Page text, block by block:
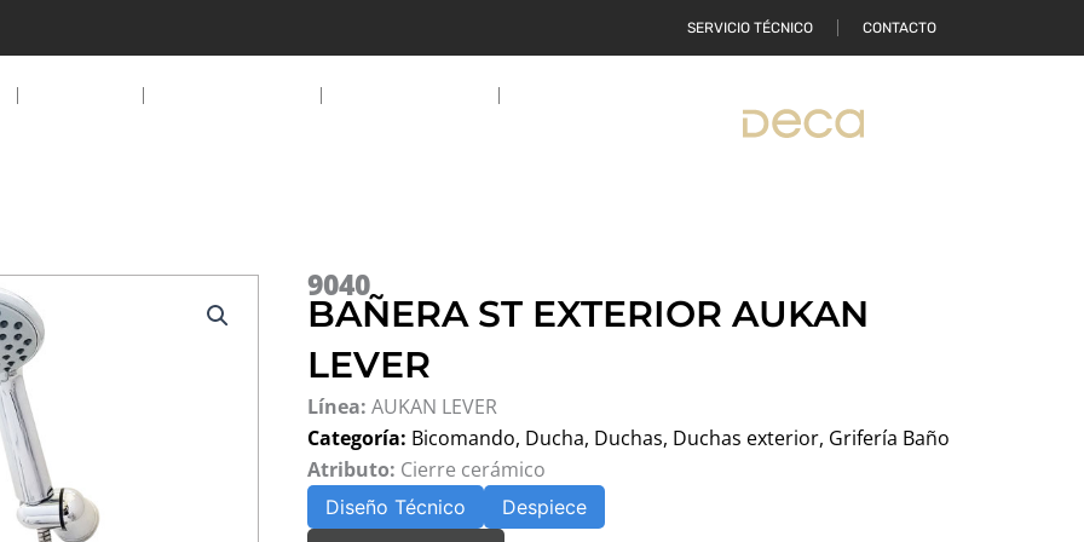
SERVICIO TÉCNICO CONTACTO
9040
BAÑERA ST EXTERIOR AUKAN
LEVER
Línea: AUKAN LEVER
Categoría: Bicomando, Ducha, Duchas, Duchas exterior, Grifería Baño
Atributo: Cierre cerámico
Diseño Técnico Despiece